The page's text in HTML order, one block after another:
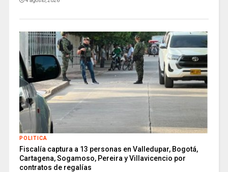
POLITICA
Fiscalía captura a 13 personas en Valledupar, Bogotá,
Cartagena, Sogamoso, Pereira y Villavicencio por
contratos de regalías